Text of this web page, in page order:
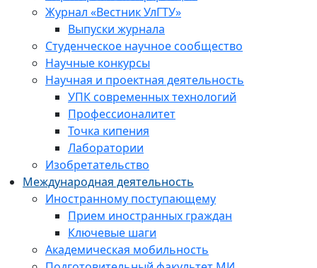
Журнал «Вестник УлГТУ»
Выпуски журнала
Студенческое научное сообщество
Научные конкурсы
Научная и проектная деятельность
УПК современных технологий
Профессионалитет
Точка кипения
Лаборатории
Изобретательство
Международная деятельность
Иностранному поступающему
Прием иностранных граждан
Ключевые шаги
Академическая мобильность